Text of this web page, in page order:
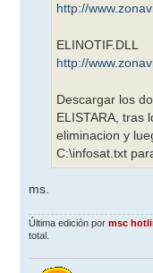
http://
ELINOTIF.DLL
http://
Descargar los
ELISTARA, tras
eliminacion y
C:\infosat.txt
ms.
Última edición pormsc
total.